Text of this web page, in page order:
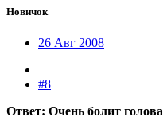
Новичок
26 Авг 2008
#8
Ответ: Очень болит голова